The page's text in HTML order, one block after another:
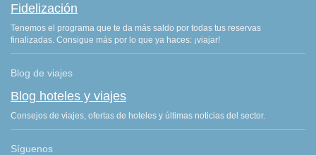
Fidelización
Tenemos el programa que te da más saldo por todas tus reservas
finalizadas. Consigue más por lo que ya haces: ¡viajar!
Blog de viajes
Blog hoteles y viajes
Consejos de viajes, ofertas de hoteles y últimas noticias del sector.
Síguenos